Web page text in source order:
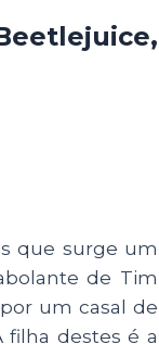
que surge um
de Tim
um casal de
filha destes é a